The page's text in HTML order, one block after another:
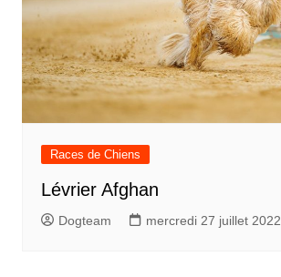
Races de Chiens
Lévrier Afghan
Dogteam mercredi 27 juillet 2022